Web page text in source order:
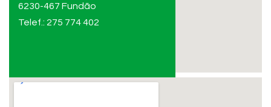
6230-467 Fundão
Telef.: 275 774 402